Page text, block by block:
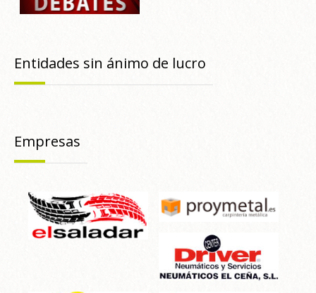
Entidades sin ánimo de lucro
Empresas